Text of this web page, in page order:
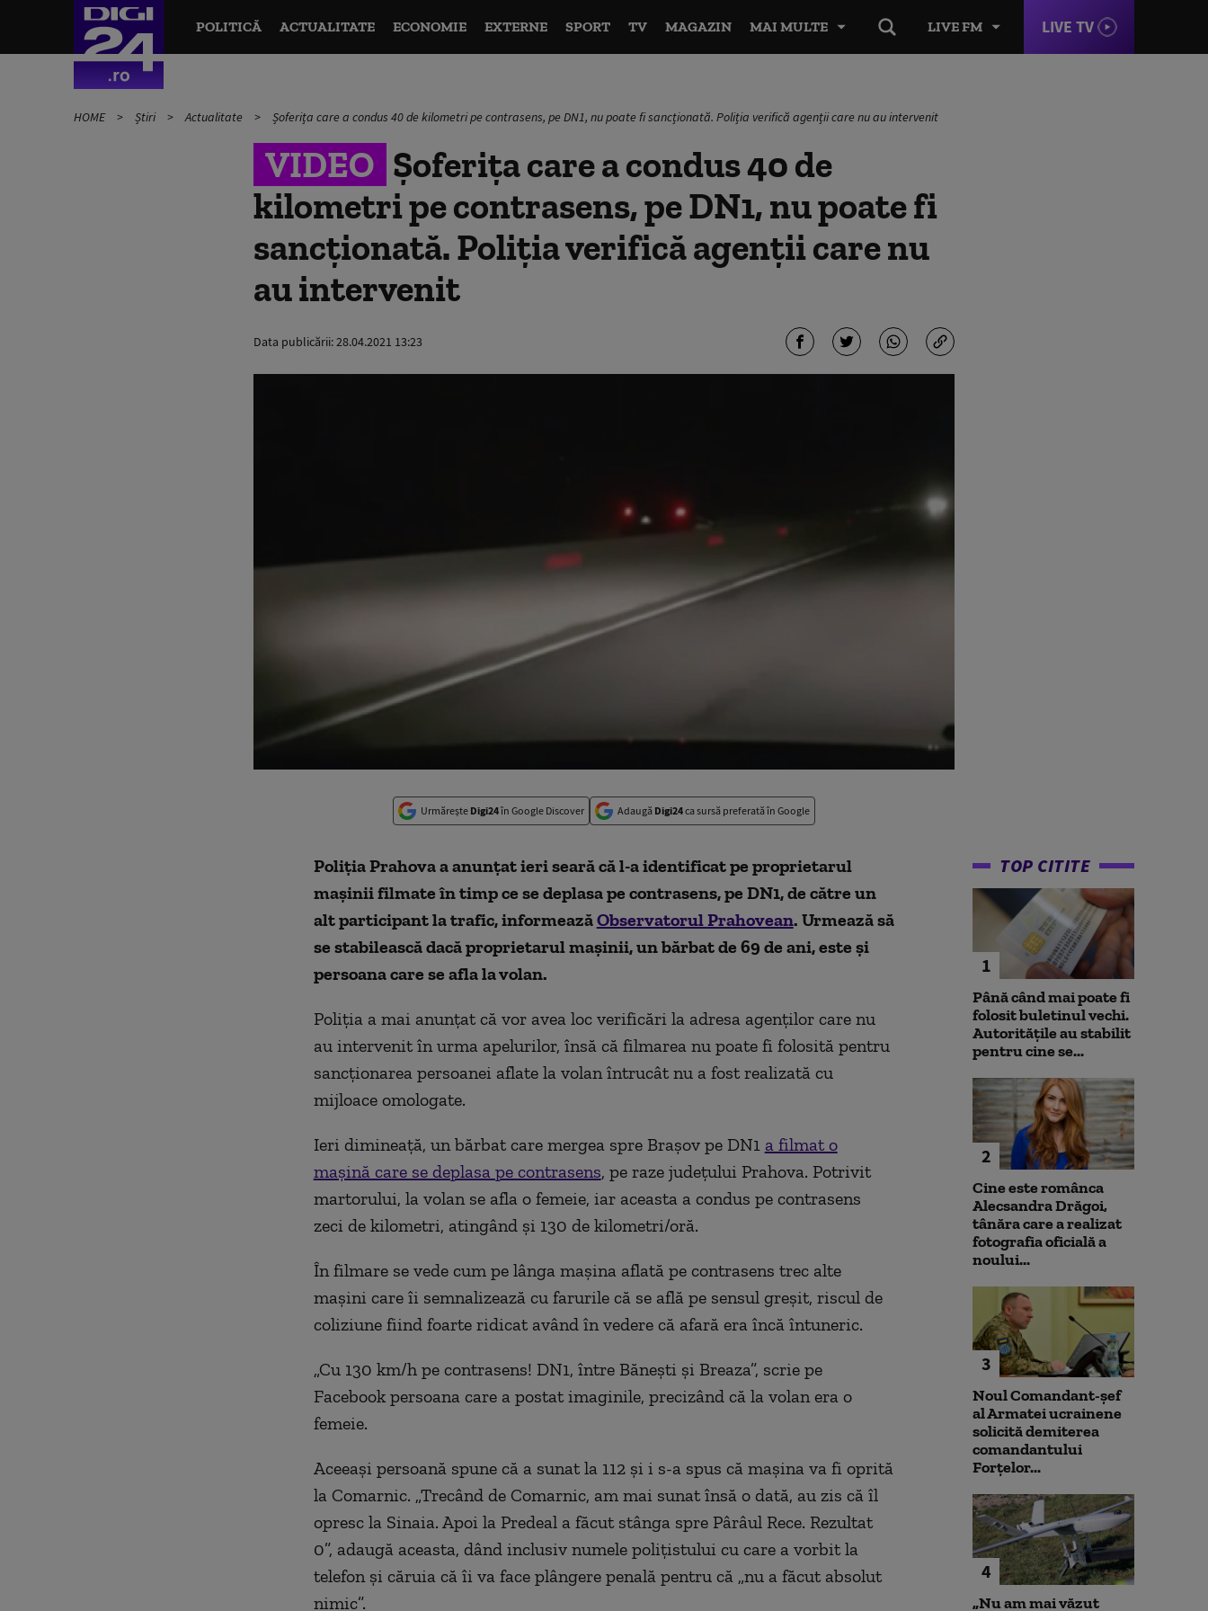
LIVE FM LIVE TV
POLITICĂ ACTUALITATE ECONOMIE EXTERNE SPORT TV MAGAZIN MAI MULTE
HOME Știri Actualitate Șoferița care a condus 40 de kilometri pe contrasens, pe DN1, nu poate fi sancționată. Poliția verifică agenții care nu au intervenit
VIDEO Șoferița care a condus 40 de
kilometri pe contrasens, pe DN1, nu poate fi
sancționată. Poliția verifică agenții care nu
au intervenit
Data publicării:28.04.2021 13:23
Urmărește Digi24în Google Discover Adaugă Digi24ca sursă preferată în Google
Poliția Prahova a anunțat ieri seară că l-a identificat pe proprietarul
mașinii filmate în timp ce se deplasa pe contrasens, pe DN1, de către un
alt participant la trafic, informeazăObservatorul Prahovean. Urmează să
se stabilească dacă proprietarul mașinii, un bărbat de 69 de ani, este și
persoana care se afla la volan.
Poliția a mai anunțat că vor avea loc verificări la adresa agenților care nu
au intervenit în urma apelurilor, însă că filmarea nu poate fi folosită pentru
sancționarea persoanei aflate la volan întrucât nu a fost realizată cu
mijloace omologate.
Ieri dimineață, un bărbat care mergea spre Brașov pe DN1 a filmat o
mașină care se deplasa pe contrasens, pe raze județului Prahova. Potrivit
martorului, la volan se afla o femeie, iar aceasta a condus pe contrasens
zeci de kilometri, atingând și 130 de kilometri/oră.
În filmare se vede cum pe lânga mașina aflată pe contrasens trec alte
mașini care îi semnalizează cu farurile că se află pe sensul greșit, riscul de
coliziune fiind foarte ridicat având în vedere că afară era încă întuneric.
„Cu 130 km/h pe contrasens! DN1, între Bănești și Breaza”, scrie pe
Facebook persoana care a postat imaginile, precizând că la volan era o
femeie.
Aceeași persoană spune că a sunat la 112 și i s-a spus că mașina va fi oprită
la Comarnic. „Trecând de Comarnic, am mai sunat însă o dată, au zis că îl
opresc la Sinaia. Apoi la Predeal a făcut stânga spre Pârâul Rece. Rezultat
0”, adaugă aceasta, dând inclusiv numele polițistului cu care a vorbit la
telefon și căruia că îi va face plângere penală pentru că „nu a făcut absolut
nimic”.
TOP CITITE
1
Până când mai poate fi
folosit buletinul vechi.
Autoritățile au stabilit
pentru cine se...
2
Cine este românca
Alecsandra Drăgoi,
tânăra care a realizat
fotografia oficială a
noului...
3
Noul Comandant-șef
al Armatei ucrainene
solicită demiterea
comandantului
Forțelor...
4
„Nu am mai văzut